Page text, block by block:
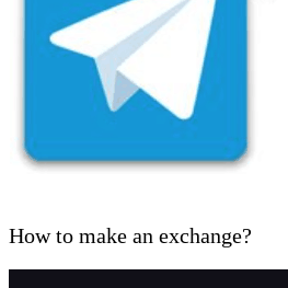
How to make an exchange?